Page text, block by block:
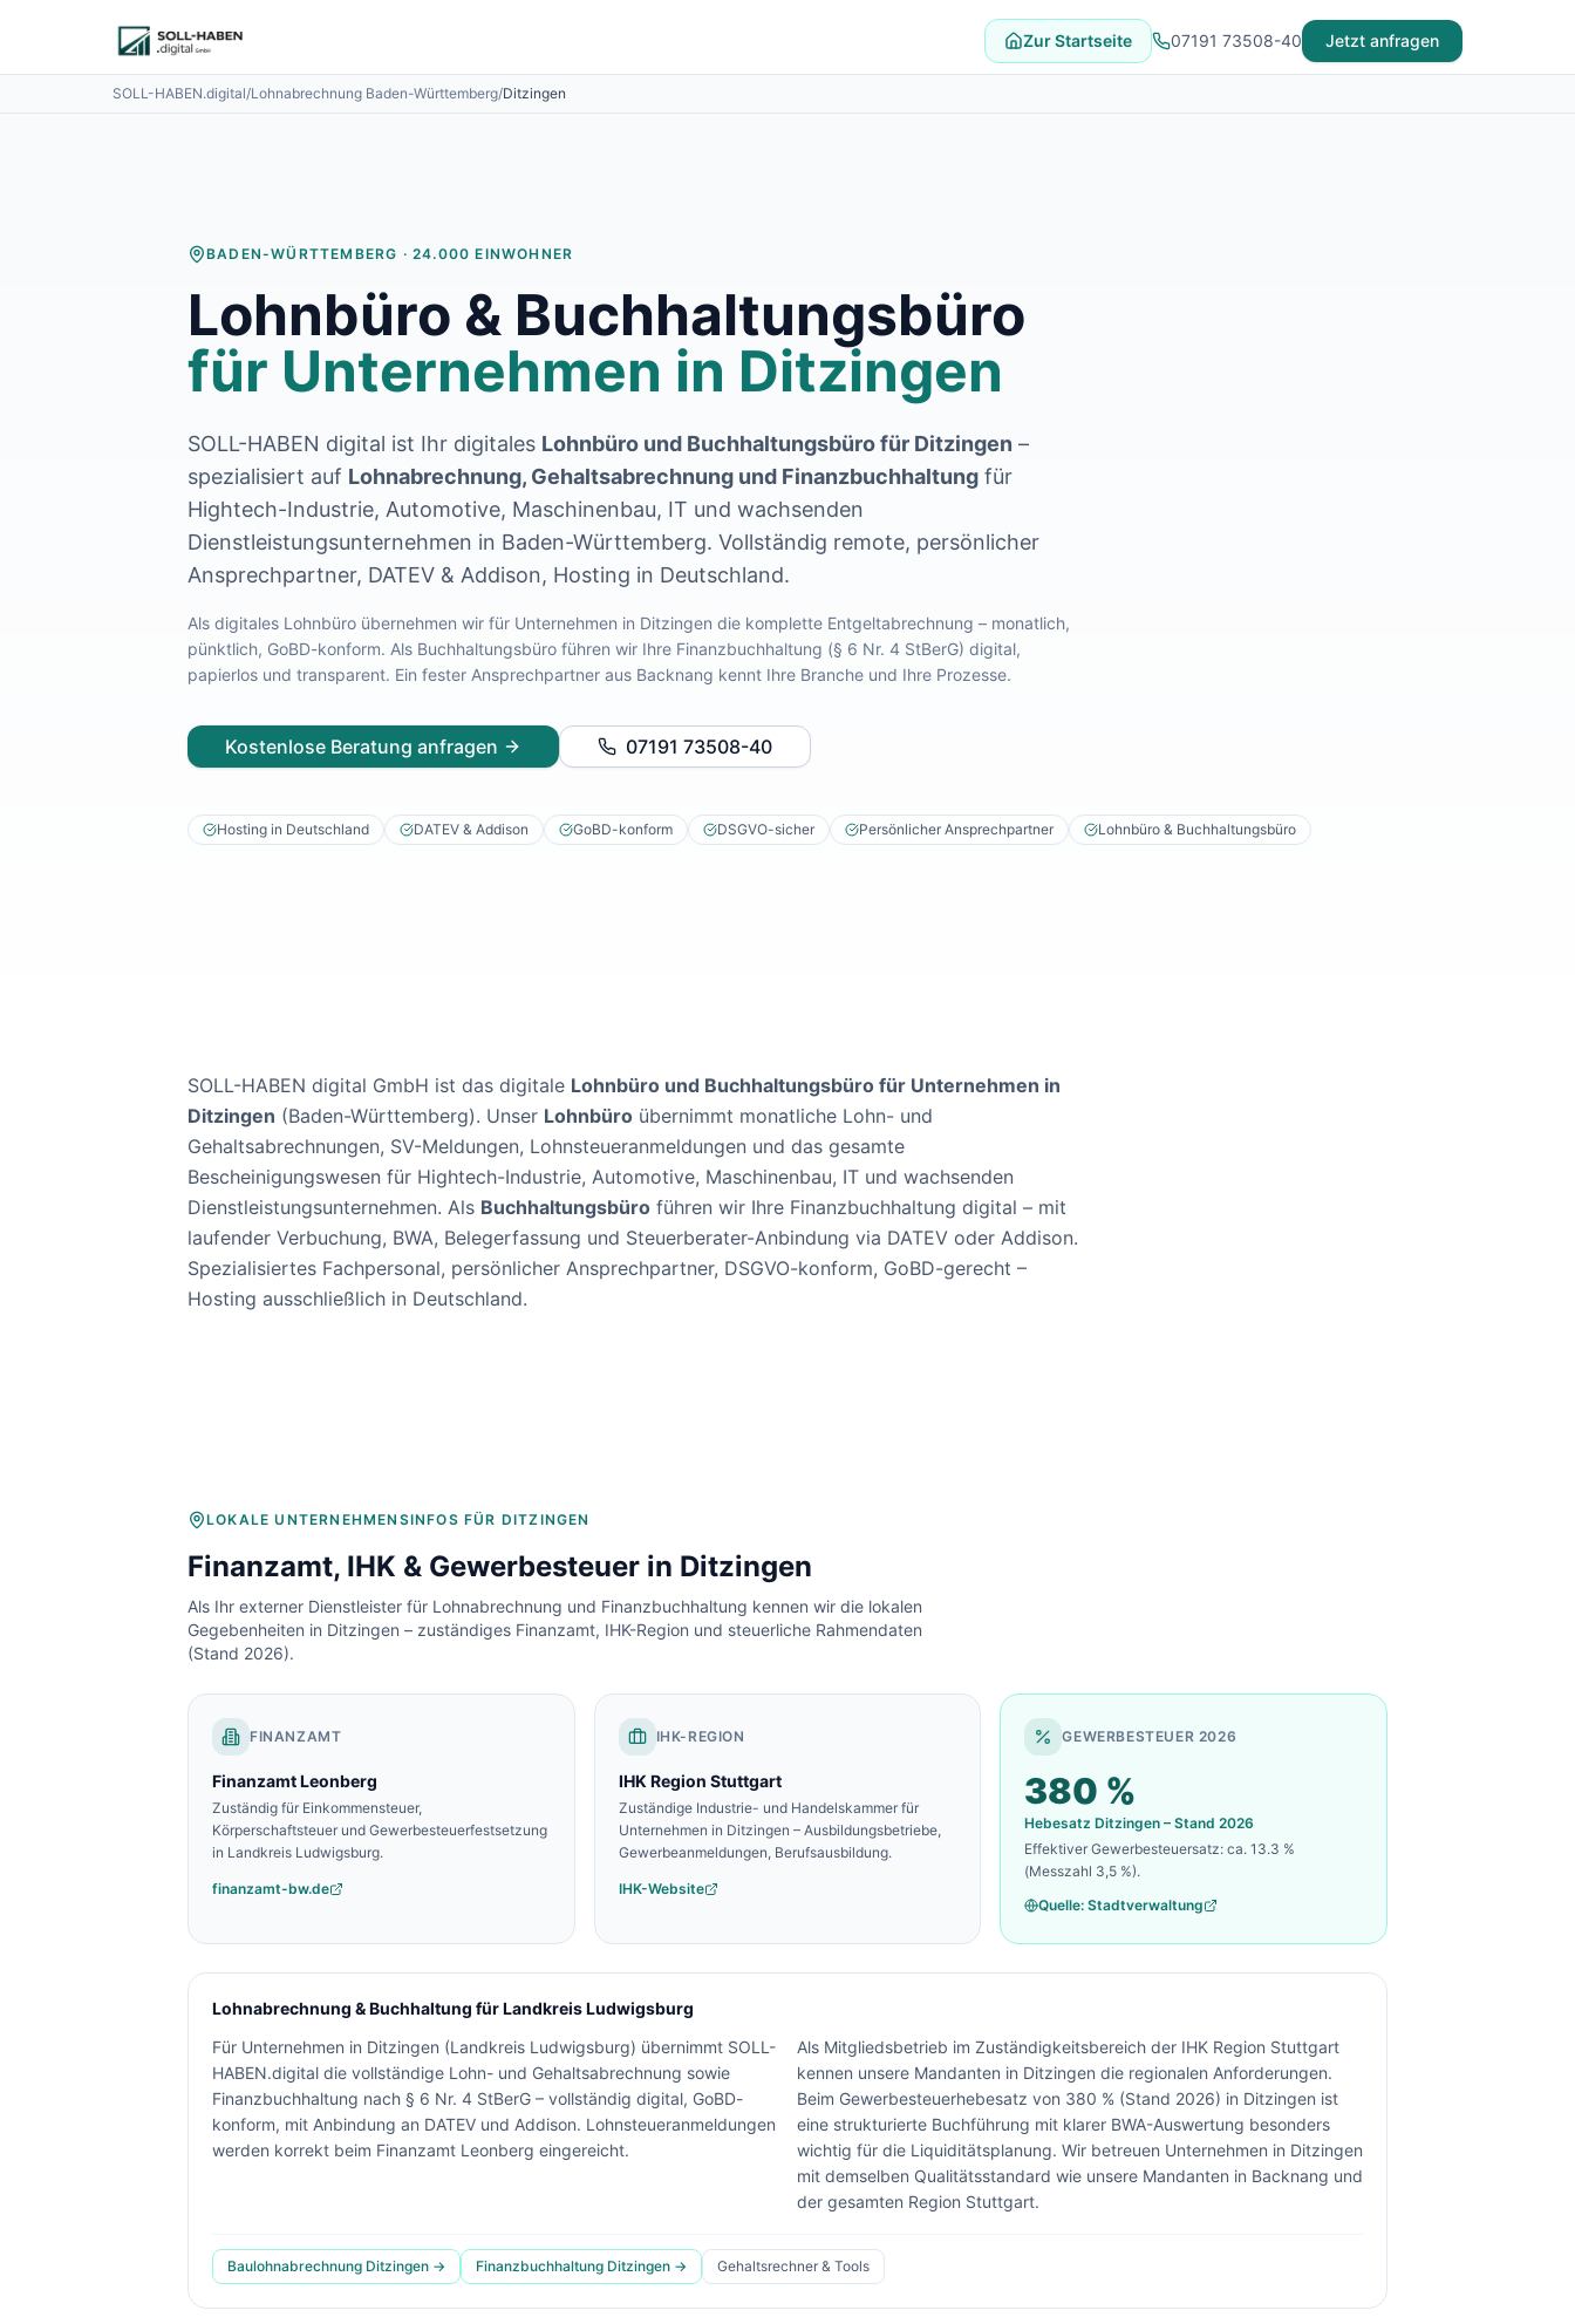
Zur Startseite 07191 73508-40 Jetzt anfragen
SOLL-HABEN.digital/Lohnabrechnung Baden-Württemberg/Ditzingen
BADEN-WÜRTTEMBERG ·24.000 EINWOHNER
Lohnbüro & Buchhaltungsbüro
für Unternehmen in Ditzingen
SOLL-HABEN digital ist Ihr digitales Lohnbüro und Buchhaltungsbüro für Ditzingen –
spezialisiert auf Lohnabrechnung, Gehaltsabrechnung und Finanzbuchhaltung für
Hightech-Industrie, Automotive, Maschinenbau, IT und wachsenden
Dienstleistungsunternehmen in Baden-Württemberg. Vollständig remote, persönlicher
Ansprechpartner, DATEV & Addison, Hosting in Deutschland.
Als digitales Lohnbüro übernehmen wir für Unternehmen in Ditzingen die komplette Entgeltabrechnung – monatlich,
pünktlich, GoBD-konform. Als Buchhaltungsbüro führen wir Ihre Finanzbuchhaltung (§ 6 Nr. 4 StBerG) digital,
papierlos und transparent. Ein fester Ansprechpartner aus Backnang kennt Ihre Branche und Ihre Prozesse.
Kostenlose Beratung anfragen 07191 73508-40
Hosting in Deutschland DATEV & Addison GoBD-konform DSGVO-sicher Persönlicher Ansprechpartner Lohnbüro & Buchhaltungsbüro
SOLL-HABEN digital GmbH ist das digitale Lohnbüro und Buchhaltungsbüro für Unternehmen in
Ditzingen (Baden-Württemberg). Unser Lohnbüro übernimmt monatliche Lohn- und
Gehaltsabrechnungen, SV-Meldungen, Lohnsteueranmeldungen und das gesamte
Bescheinigungswesen für Hightech-Industrie, Automotive, Maschinenbau, IT und wachsenden
Dienstleistungsunternehmen. Als Buchhaltungsbüro führen wir Ihre Finanzbuchhaltung digital – mit
laufender Verbuchung, BWA, Belegerfassung und Steuerberater-Anbindung via DATEV oder Addison.
Spezialisiertes Fachpersonal, persönlicher Ansprechpartner, DSGVO-konform, GoBD-gerecht –
Hosting ausschließlich in Deutschland.
LOKALE UNTERNEHMENSINFOS FÜR DITZINGEN
Finanzamt, IHK & Gewerbesteuer in Ditzingen
Als Ihr externer Dienstleister für Lohnabrechnung und Finanzbuchhaltung kennen wir die lokalen
Gegebenheiten in Ditzingen – zuständiges Finanzamt, IHK-Region und steuerliche Rahmendaten
(Stand 2026).
FINANZAMT
FinanzamtLeonberg
Zuständig für Einkommensteuer,
Körperschaftsteuer und Gewerbesteuerfestsetzung
in Landkreis Ludwigsburg.
finanzamt-bw.de
IHK-REGION
IHK Region Stuttgart
Zuständige Industrie- und Handelskammer für
Unternehmen in Ditzingen – Ausbildungsbetriebe,
Gewerbeanmeldungen, Berufsausbildung.
IHK-Website
GEWERBESTEUER 2026
380 %
HebesatzDitzingen – Stand 2026
Effektiver Gewerbesteuersatz: ca.13.3 %
(Messzahl 3,5 %).
Quelle: Stadtverwaltung
Lohnabrechnung & Buchhaltung fürLandkreis Ludwigsburg
Für Unternehmen in Ditzingen (Landkreis Ludwigsburg) übernimmt SOLL-
HABEN.digital die vollständige Lohn- und Gehaltsabrechnung sowie
Finanzbuchhaltung nach § 6 Nr. 4 StBerG – vollständig digital, GoBD-
konform, mit Anbindung an DATEV und Addison. Lohnsteueranmeldungen
werden korrekt beim Finanzamt Leonberg eingereicht.
Als Mitgliedsbetrieb im Zuständigkeitsbereich der IHK Region Stuttgart
kennen unsere Mandanten in Ditzingen die regionalen Anforderungen.
Beim Gewerbesteuerhebesatz von 380 % (Stand 2026) in Ditzingen ist
eine strukturierte Buchführung mit klarer BWA-Auswertung besonders
wichtig für die Liquiditätsplanung. Wir betreuen Unternehmen in Ditzingen
mit demselben Qualitätsstandard wie unsere Mandanten in Backnang und
der gesamten Region Stuttgart.
Baulohnabrechnung Ditzingen → Finanzbuchhaltung Ditzingen → Gehaltsrechner & Tools
Finanzbuchhaltung auslagern
E-Rechnung und Peppol
Digitale Personalakte 2027
Lohnabrechnung Backnang
Lohnabrechnung Schorndorf
Lohnabrechnung Heilbronn
Lohnabrechnung Karlsruhe
Lohnabrechnung Freiburg
Lohnabrechnung Mannheim
Lohnabrechnung Ulm
Lohnabrechnung Reutlingen
Lohnabrechnung Tübingen
Lohnabrechnung Konstanz
Lohnabrechnung Ludwigsburg
Finanzbuchhaltung Backnang
Baulohnabrechnung Stuttgart
Baulohnabrechnung Heilbronn
Baulohnabrechnung Karlsruhe